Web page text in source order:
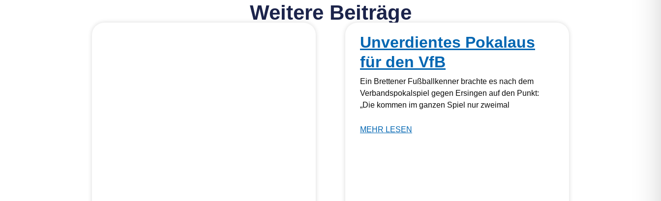
Weitere Beiträge
Unverdientes Pokalaus
für den VfB
Ein Brettener Fußballkenner brachte es nach dem
Verbandspokalspiel gegen Ersingen auf den Punkt:
„Die kommen im ganzen Spiel nur zweimal
MEHR LESEN